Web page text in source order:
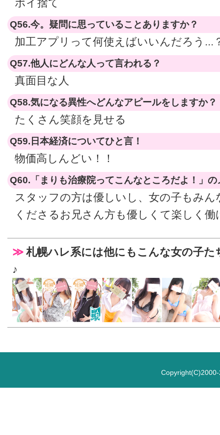
ポイ捨て
Q56.今。疑問に思っていることありますか？
加工アプリって何使えばいいんだろう...
Q57.他人にどんな人って言われる？
真面目な人
Q58.気になる異性へどんなアピールをしますか？
たくさん笑顔を見せる
Q59.日本経済についてひと言！
物価高しんどい！！
Q60.「まりも治療院ってこんなところだよ！」
スタッフの方は優しいし、女の子もみ
くださるお兄さん方も優しくて楽しく働
札幌ハレ系には他にもこんな女の子た
♪